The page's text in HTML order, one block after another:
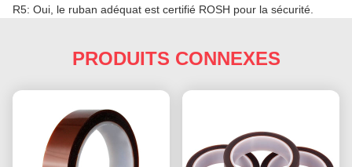
R5: Oui, le ruban adéquat est certifié ROSH pour la sécurité.
PRODUITS CONNEXES